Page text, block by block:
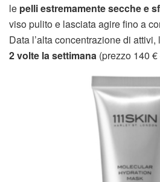
le pelli estremamente secche e
viso pulito e lasciata agire fino a
Data l’alta concentrazione di
2 volte la settimana (prezzo 140 €